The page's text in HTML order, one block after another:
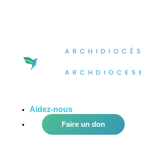
Aidez-nous
Faire un don